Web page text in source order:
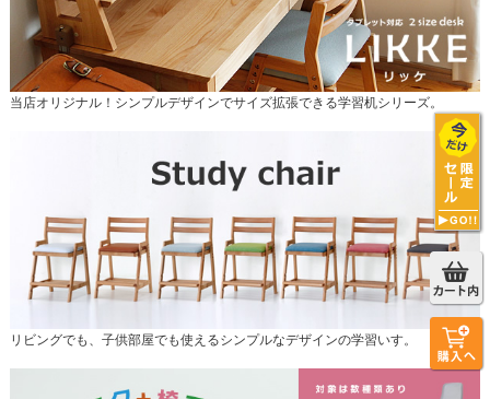
当店オリジナル！シンプルデザインでサイズ拡張できる学習机シリーズ。
リビングでも、子供部屋でも使えるシンプルなデザインの学習いす。